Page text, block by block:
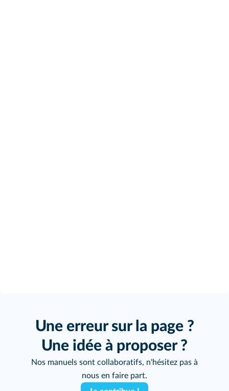
Une erreur sur la page ?
Une idée à proposer ?
Nos manuels sont collaboratifs, n'hésitez pas à
nous en faire part.